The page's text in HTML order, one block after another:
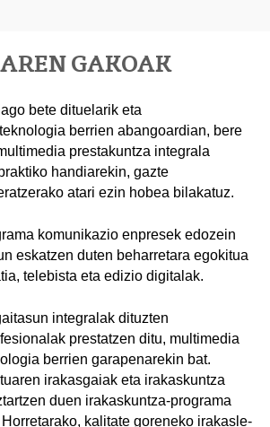
GAKOAK
bete dituelarik eta
berrien abangoardian, bere
prestakuntza integrala
handiarekin, gazte
atari ezin hobea bilakatuz.
komunikazio enpresek edozein
eskatzen duten beharretara egokitua
telebista eta edizio digitalak.
integralak dituzten
prestatzen ditu, multimedia
berrien garapenarekin bat.
irakasgaiak eta irakaskuntza
duen irakaskuntza-programa
kalitate goreneko irakasle-